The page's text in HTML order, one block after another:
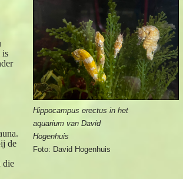
is
de
die
Hippocampus erectus in het
aquarium van David
Hogenhuis
Foto: David Hogenhuis